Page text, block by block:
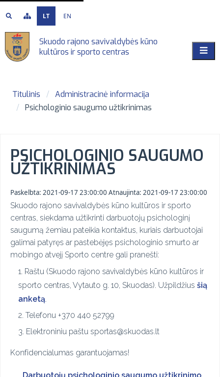
LT EN
Skuodo rajono savivaldybės kūno
kultūros ir sporto centras
Titulinis
Administracinė informacija
Psichologinio saugumo užtikrinimas
PSICHOLOGINIO SAUGUMO
UŽTIKRINIMAS
Paskelbta: 2021-09-17 23:00:00 Atnaujinta: 2021-09-17 23:00:00
Skuodo rajono savivaldybės kūno kultūros ir sporto
centras, siekdama užtikrinti darbuotojų psichologinį
saugumą žemiau pateikia kontaktus, kuriais darbuotojai
galimai patyręs ar pastebėjęs psichologinio smurto ar
mobingo atvejį Sporto centre gali pranešti:
Raštu (Skuodo rajono savivaldybės kūno kultūros ir
sporto centras, Vytauto g. 10, Skuodas). Užpildžius šią
anketą.
Telefonu +370 440 52799
Elektroniniu paštu sportas@skuodas.lt
Konfidencialumas garantuojamas!